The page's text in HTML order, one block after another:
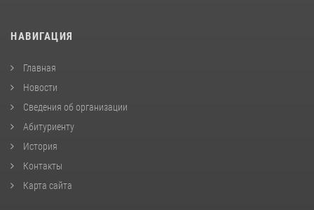
НАВИГАЦИЯ
Главная
Новости
Сведения об организации
Абитуриенту
История
Контакты
Карта сайта